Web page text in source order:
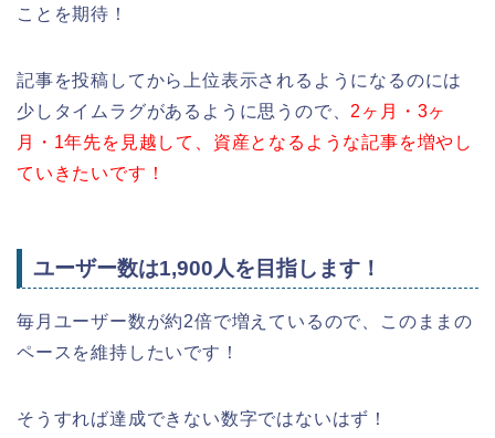
ことを期待！
記事を投稿してから上位表示されるようになるのには
少しタイムラグがあるように思うので、 2ヶ月・3ヶ
月・1年先を見越して、資産となるような記事を増やし
ていきたいです！
ユーザー数は1,900人を目指します！
毎月ユーザー数が約2倍で増えているので、このままの
ペースを維持したいです！
そうすれば達成できない数字ではないはず！